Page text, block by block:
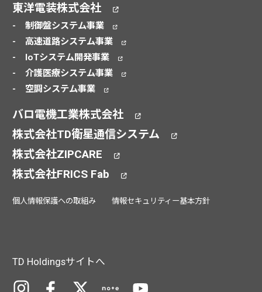
東洋電装株式会社
制御盤システム事業
高速道路システム事業
IoTシステム開発事業
介護医療システム事業
空調システム事業
バロ電機工業株式会社
株式会社TD衛星通信システム
株式会社ZIPCARE
株式会社FRICS Fab
個人情報保護への取組み 情報セキュリティー基本方針
TD Holdingsサイトへ